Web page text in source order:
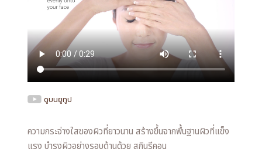
ดูบนยูทูป
ความกระจ่างใสของผิวที่ยาวนาน สร้างขึ้นจากพื้นฐานผิวที่แข็ง
แรง บำรุงผิวอย่างรอบด้านด้วย สกินรีคอน